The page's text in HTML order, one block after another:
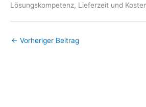
Lösungskompetenz, Lieferzeit und
← Vorheriger Beitrag